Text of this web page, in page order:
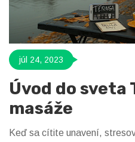
júl 24, 2023
Úvod do sveta
masáže
Keď sa cítite unavení,